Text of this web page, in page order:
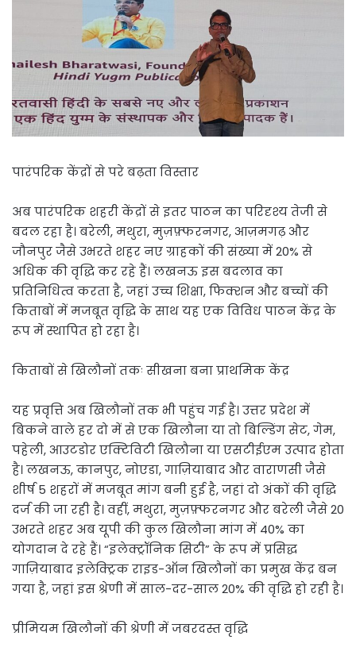
पारंपरिक केंद्रों से परे बढ़ता विस्तार
अब पारंपरिक शहरी केंद्रों से इतर पाठन का परिदृश्य तेजी से
बदल रहा है। बरेली, मथुरा, मुज़फ़्फरनगर, आज़मगढ़ और
जौनपुर जैसे उभरते शहर नए ग्राहकों की संख्या में 20% से
अधिक की वृद्धि कर रहे हैं। लखनऊ इस बदलाव का
प्रतिनिधित्व करता है, जहां उच्च शिक्षा, फिक्शन और बच्चों की
किताबों में मजबूत वृद्धि के साथ यह एक विविध पाठन केंद्र के
रूप में स्थापित हो रहा है।
किताबों से खिलौनों तकः सीखना बना प्राथमिक केंद्र
यह प्रवृत्ति अब खिलौनों तक भी पहुंच गई है। उत्तर प्रदेश में
बिकने वाले हर दो में से एक खिलौना या तो बिल्डिंग सेट, गेम,
पहेली, आउटडोर एक्टिविटी खिलौना या एसटीईएम उत्पाद होता
है। लखनऊ, कानपुर, नोएडा, गाज़ियाबाद और वाराणसी जैसे
शीर्ष 5 शहरों में मजबूत मांग बनी हुई है, जहां दो अंकों की वृद्धि
दर्ज की जा रही है। वहीं, मथुरा, मुज़फ़्फरनगर और बरेली जैसे 20
उभरते शहर अब यूपी की कुल खिलौना मांग में 40% का
योगदान दे रहे हैं। “इलेक्ट्रॉनिक सिटी” के रूप में प्रसिद्ध
गाज़ियाबाद इलेक्ट्रिक राइड-ऑन खिलौनों का प्रमुख केंद्र बन
गया है, जहां इस श्रेणी में साल-दर-साल 20% की वृद्धि हो रही है।
प्रीमियम खिलौनों की श्रेणी में जबरदस्त वृद्धि